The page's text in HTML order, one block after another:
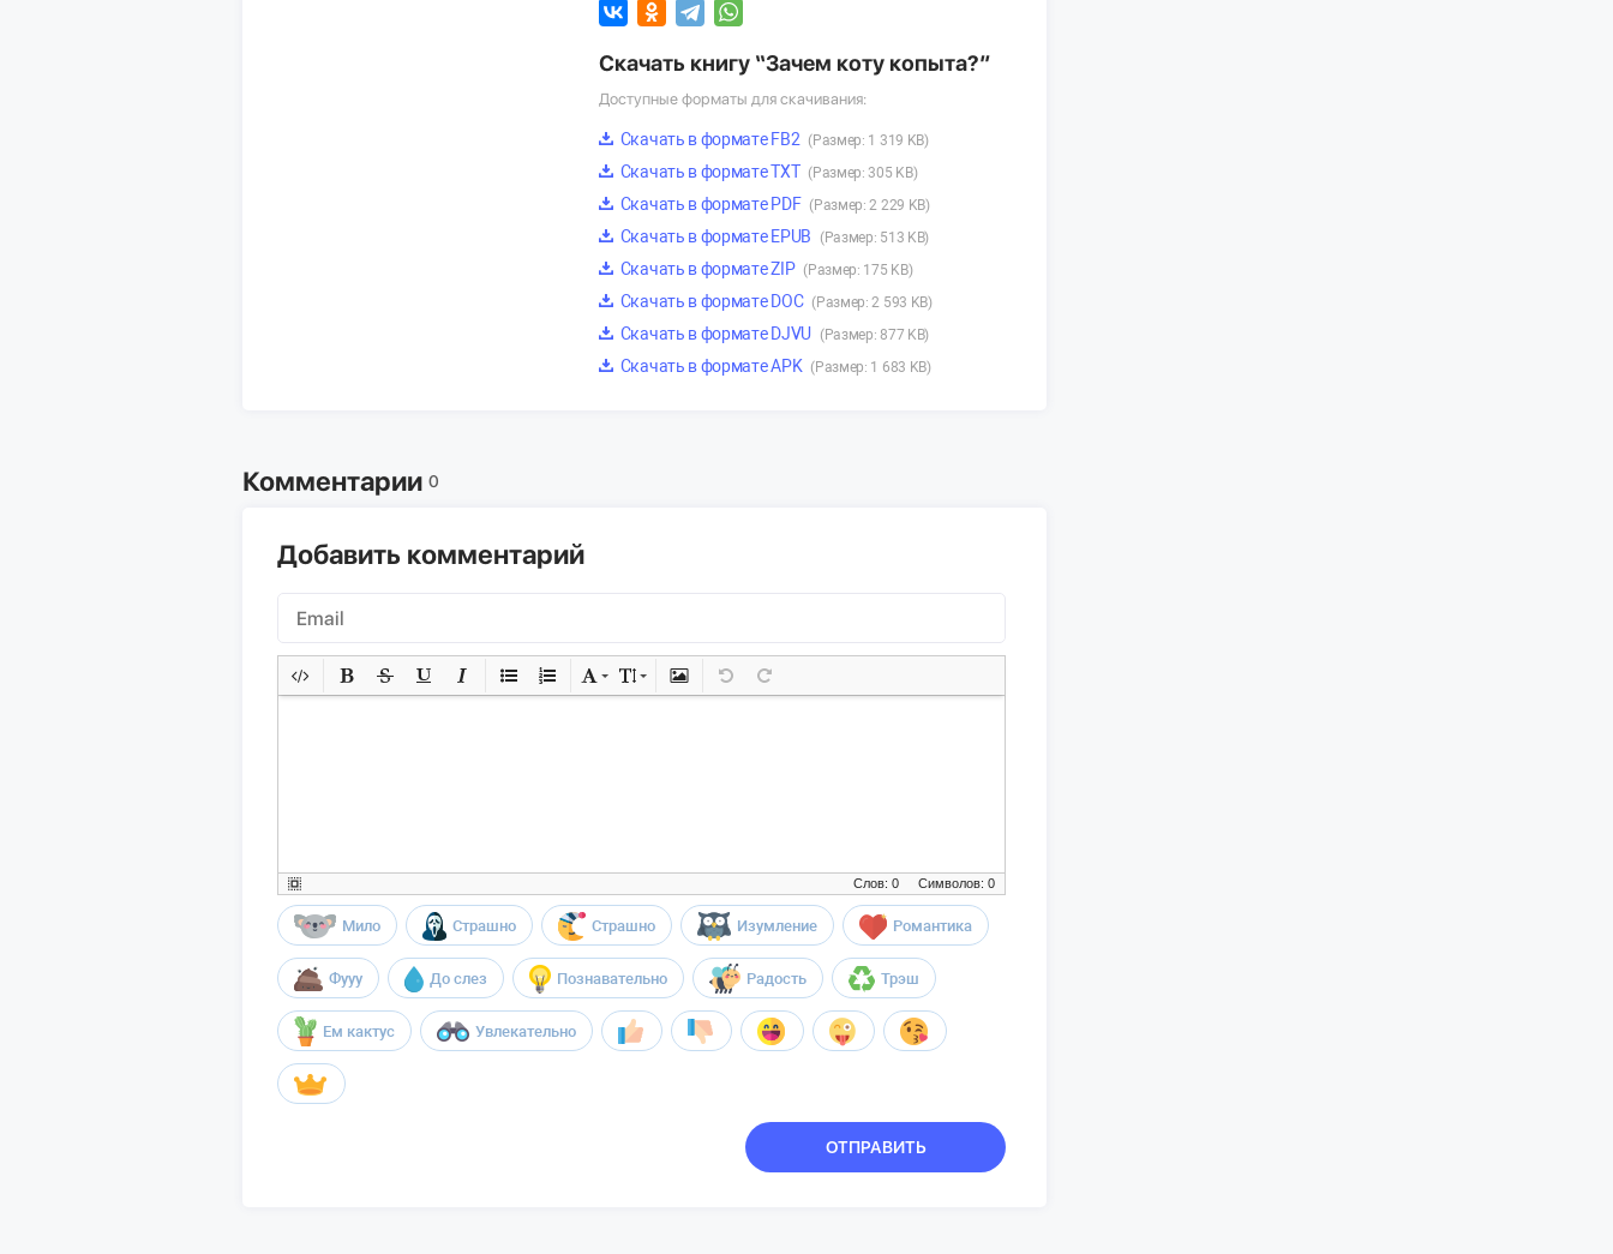
Скачать книгу “Зачем коту копыта?”
Доступные форматы для скачивания:
Скачать в формате FB2 (Размер: 1 319 KB)
Скачать в формате TXT (Размер: 305 KB)
Скачать в формате PDF (Размер: 2 229 KB)
Скачать в формате EPUB (Размер: 513 KB)
Скачать в формате ZIP (Размер: 175 KB)
Скачать в формате DOC (Размер: 2 593 KB)
Скачать в формате DJVU (Размер: 877 KB)
Скачать в формате APK (Размер: 1 683 KB)
Комментарии 0
Добавить комментарий
Символов: 0
Слов: 0
Мило Страшно Страшно Изумление Романтика
Фууу До слез Познавательно Радость Трэш
Ем кактус Увлекательно
ОТПРАВИТЬ